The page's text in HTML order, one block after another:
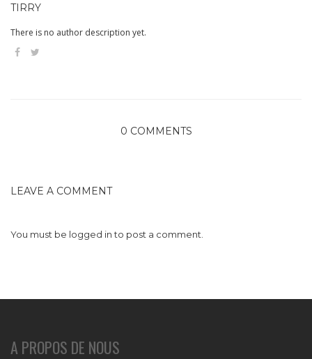
TIRRY
There is no author description yet.
0 COMMENTS
LEAVE A COMMENT
You must be logged into post a comment.
A PROPOS DE NOUS